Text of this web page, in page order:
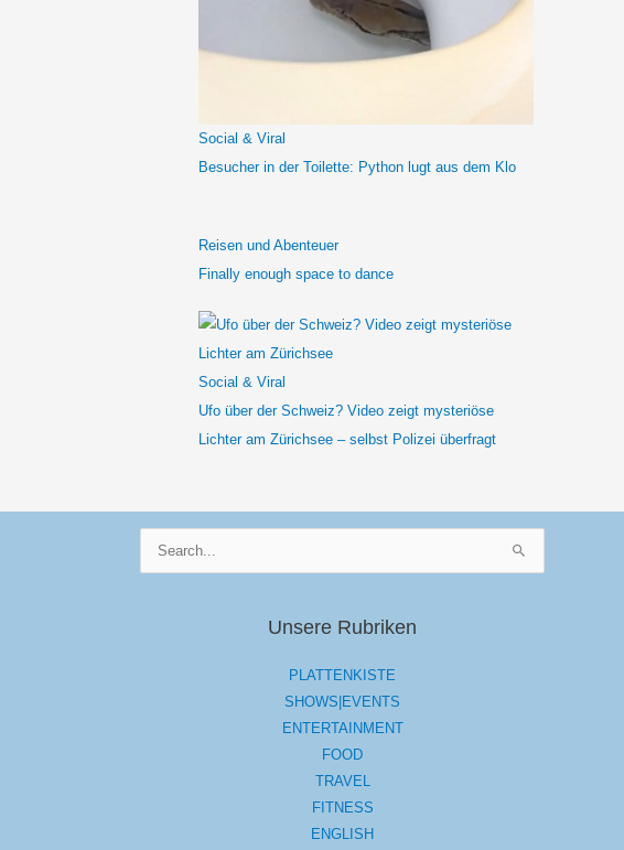
h
Social & Viral
Besucher in der Toilette: Python lugt aus dem Klo
Reisen und Abenteuer
Finally enough space to dance
Social & Viral
Ufo über der Schweiz? Video zeigt mysteriöse
Lichter am Zürichsee – selbst Polizei überfragt
Unsere Rubriken
PLATTENKISTE
SHOWS|EVENTS
ENTERTAINMENT
FOOD
TRAVEL
FITNESS
ENGLISH